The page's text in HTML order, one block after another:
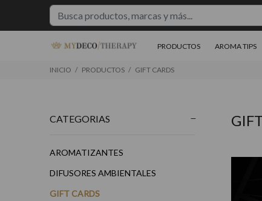
PRODUCTOS AROMA TIPS
INICIO PRODUCTOS GIFT CARDS
CATEGORIAS
AROMATIZANTES
DIFUSORES AMBIENTALES
GIFT CARDS